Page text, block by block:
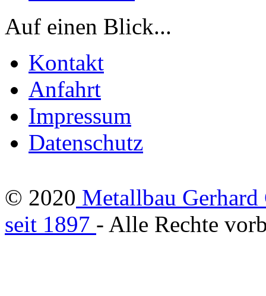
Auf einen Blick...
Kontakt
Anfahrt
Impressum
Datenschutz
© 2020 Metallbau Gerhard
seit 1897 - Alle Rechte